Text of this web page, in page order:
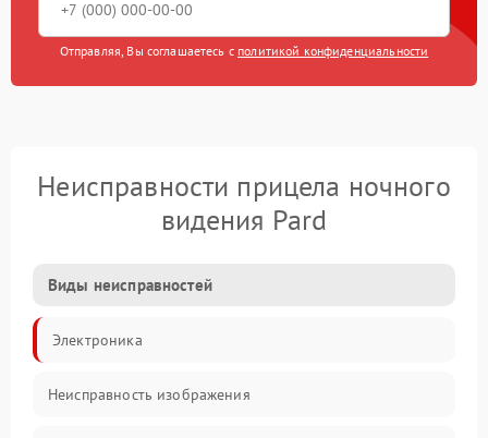
Отправляя, Вы соглашаетесь с политикой конфиденциальности
Неисправности прицела ночного
видения Pard
Виды неисправностей
Электроника
Неисправность изображения